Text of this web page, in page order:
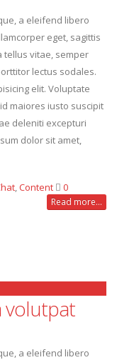
a eleifend libero
eget, sagittis
tellus vitae, semper
lectus sodales.
elit. Voluptate
maiores iusto suscipit
deleniti excepturi
dolor sit amet,
,Content
0
Read more...
volutpat
a eleifend libero